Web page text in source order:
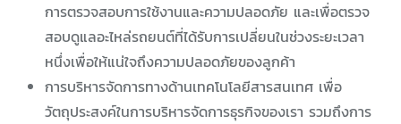
การตรวจสอบการใช้งานและความปลอดภัย และเพื่อตรวจ
สอบดูแลอะไหล่รถยนต์ที่ได้รับการเปลี่ยนในช่วงระยะเวลา
หนึ่งเพื่อให้แน่ใจถึงความปลอดภัยของลูกค้า
การบริหารจัดการทางด้านเทคโนโลยีสารสนเทศ เพื่อ
วัตถุประสงค์ในการบริหารจัดการธุรกิจของเรา รวมถึงการ